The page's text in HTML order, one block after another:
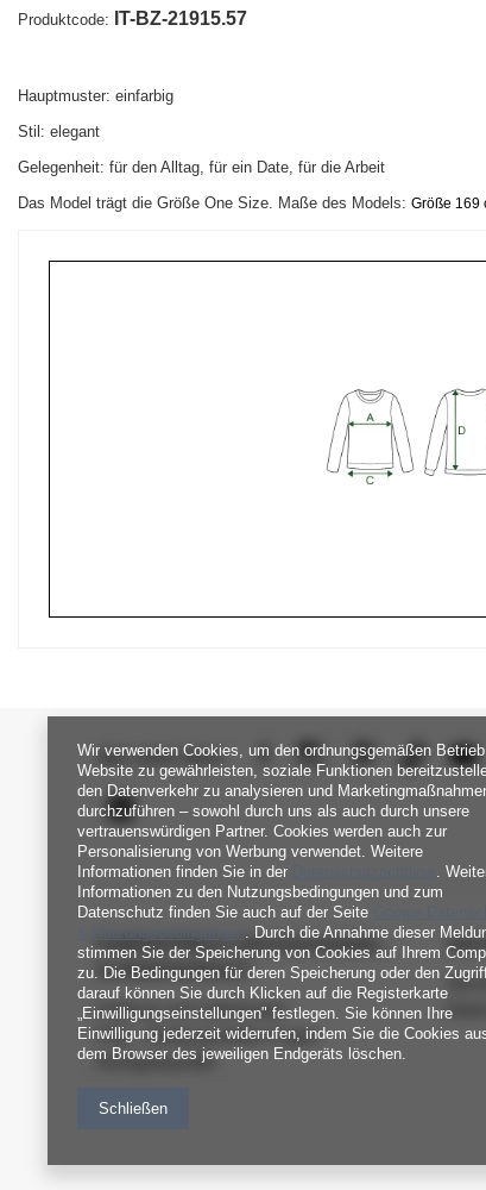
Produktcode: IT-BZ-21915.57
Hauptmuster: einfarbig
Stil: elegant
Gelegenheit: für den Alltag, für ein Date, für die Arbeit
Das Model trägt die Größe One Size. Maße des Models: Größe 169
SEI UNS NAH
FABRIKPREIS-GROSSHANDEL-K
UNDENDIENST
Zahlung und Lieferkosten
FAQ - Häufig gestellte Fragen
Rückgabepolitik
Wir verwenden Cookies, um den ordnungsgemäßen
Website zu gewährleisten, soziale Funktionen
den Datenverkehr zu analysieren und
durchzuführen – sowohl durch uns als auch durch unsere
vertrauenswürdigen Partner. Cookies werden auch zur
Personalisierung von Werbung verwendet. Weitere
Informationen finden Sie in der
.
Informationen zu den Nutzungsbedingungen und zum
Datenschutz finden Sie auch auf der Seite
& Nutzungsbedingungen . Durch die Annahme dieser
stimmen Sie der Speicherung von Cookies auf Ihrem
zu. Die Bedingungen für deren Speicherung oder den
darauf können Sie durch Klicken auf die Registerkarte
„Einwilligungseinstellungen" festlegen. Sie können Ihre
Einwilligung jederzeit widerrufen, indem Sie die Cookies
dem Browser des jeweiligen Endgeräts löschen.
Schließen